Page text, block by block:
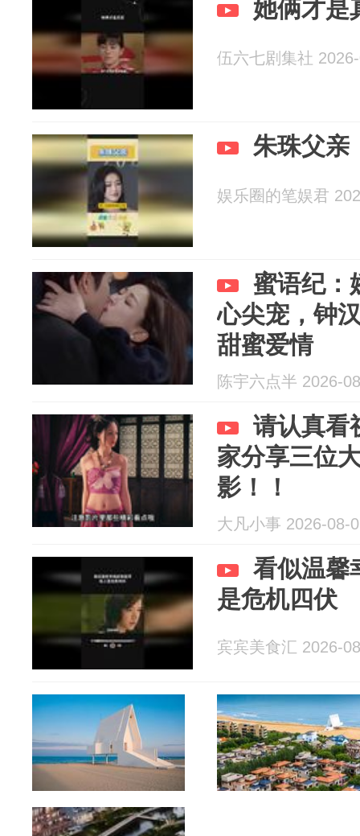
她俩才是
伍六七剧集社
朱珠父亲
娱乐圈的笔娱君
蜜语纪：
心尖宠，钟
甜蜜爱情
陈宇六点半 2026-
请认真看
家分享三位
影！！
大凡小事 2026-08-
看似温馨
是危机四伏
宾宾美食汇 2026-